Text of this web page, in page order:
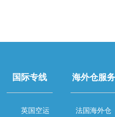
国际专线
英国空运
海外仓服务
法国海外仓